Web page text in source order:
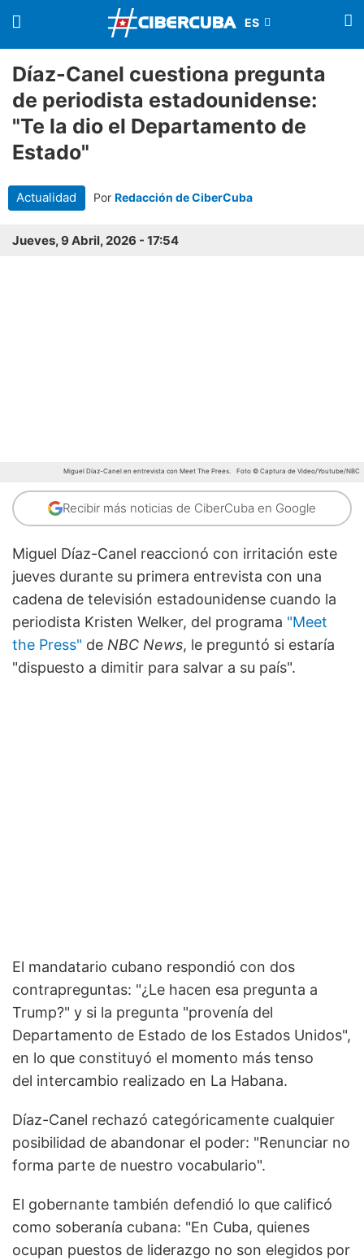
Díaz-Canel cuestiona pregunta
de periodista estadounidense:
"Te la dio el Departamento de
Estado"
Actualidad Por Redacción de CiberCuba
Jueves, 9 Abril, 2026 - 17:54
Miguel Díaz-Canel en entrevista con Meet The Prees. Foto © Captura de Video/Youtube/NBC
Recibir más noticias de CiberCuba en Google
Miguel Díaz-Canel reaccionó con irritación este
jueves durante su primera entrevista con una
cadena de televisión estadounidense cuando la
periodista Kristen Welker, del programa "Meet
the Press" de NBC News, le preguntó si estaría
"dispuesto a dimitir para salvar a su país".
El mandatario cubano respondió con dos
contrapreguntas: "¿Le hacen esa pregunta a
Trump?" y si la pregunta "provenía del
Departamento de Estado de los Estados Unidos",
en lo que constituyó el momento más tenso
del intercambio realizado en La Habana.
Díaz-Canel rechazó categóricamente cualquier
posibilidad de abandonar el poder: "Renunciar no
forma parte de nuestro vocabulario".
El gobernante también defendió lo que calificó
como soberanía cubana: "En Cuba, quienes
ocupan puestos de liderazgo no son elegidos por